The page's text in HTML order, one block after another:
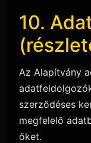
10.
Az Alapítvány
szerződéses
megfelelő
őket.